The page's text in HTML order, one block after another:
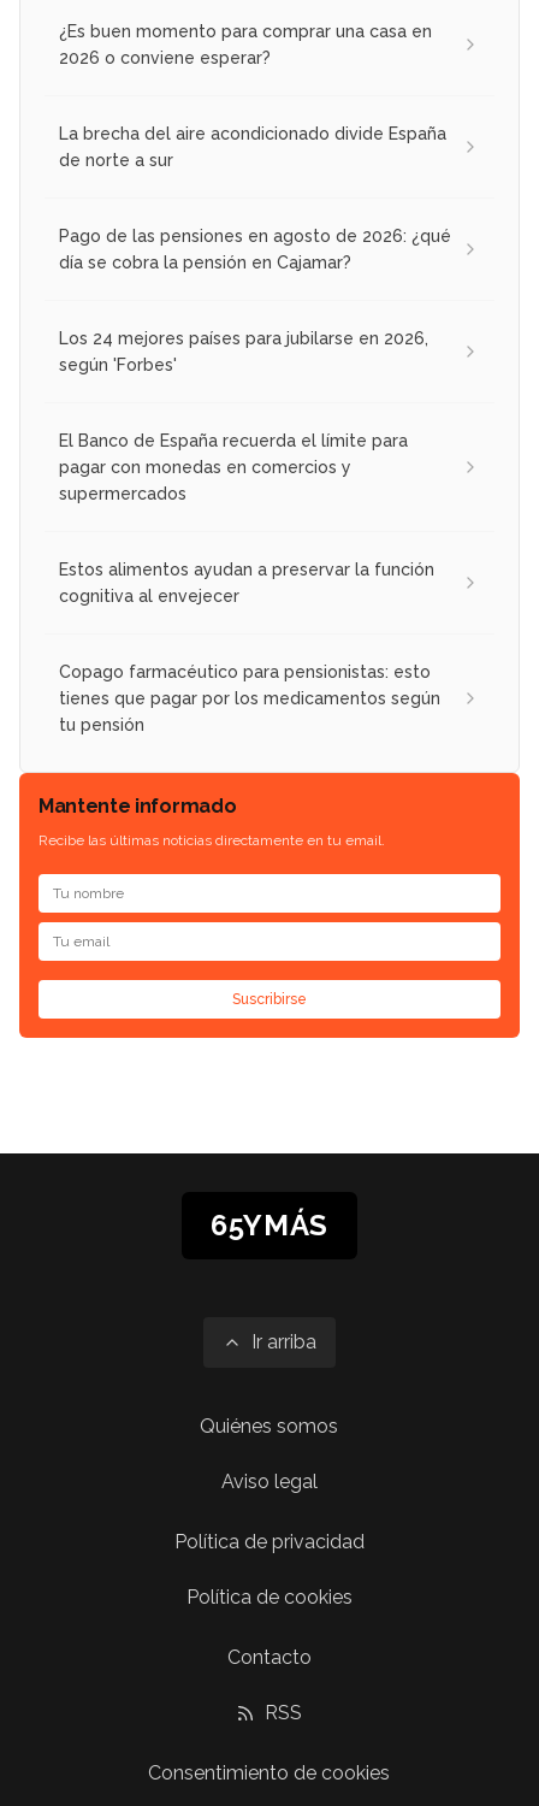
¿Es buen momento para comprar una casa en
2026 o conviene esperar?
La brecha del aire acondicionado divide España
de norte a sur
Pago de las pensiones en agosto de 2026: ¿qué
día se cobra la pensión en Cajamar?
Los 24 mejores países para jubilarse en 2026,
según 'Forbes'
El Banco de España recuerda el límite para
pagar con monedas en comercios y
supermercados
Estos alimentos ayudan a preservar la función
cognitiva al envejecer
Copago farmacéutico para pensionistas: esto
tienes que pagar por los medicamentos según
tu pensión
Mantente informado
Recibe las últimas noticias directamente en tu email.
Suscribirse
65YMÁS
Ir arriba
Quiénes somos
Aviso legal
Política de privacidad
Política de cookies
Contacto
RSS
Consentimiento de cookies